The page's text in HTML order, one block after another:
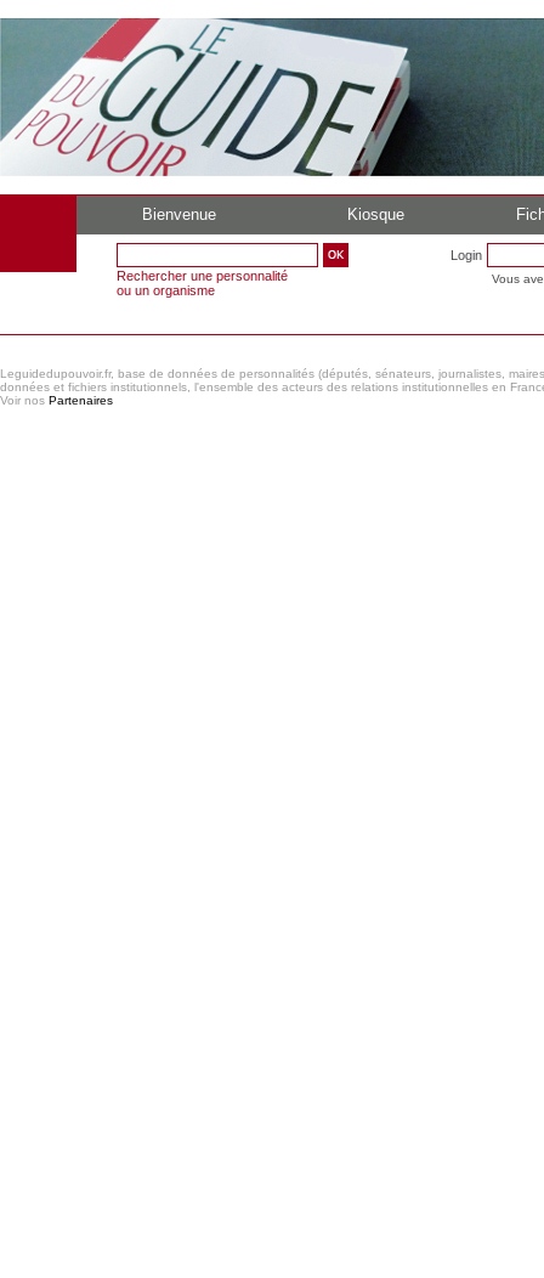
Bienvenue Kiosque
Rechercher une personnalité
ou un organisme
Login
Vous
Leguidedupouvoir.fr, base de données de personnalités (députés, sénateurs, journalistes,
données et fichiers institutionnels, l'ensemble des acteurs des relations institutionnelles en
Voir nos Partenaires